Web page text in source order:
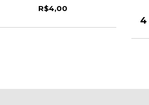
R$4,00
4